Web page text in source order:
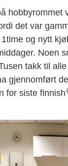
hobbyrommet
det var
og nytt
Noen
takk til
gjennomført
for siste